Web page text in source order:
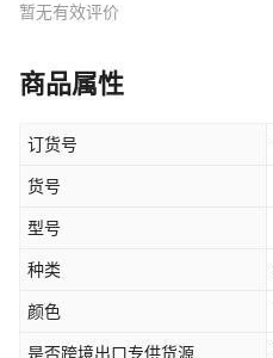
暂无有效评价
商品属性
订货号
货号
型号
种类
颜色
是否跨境出口专供货源